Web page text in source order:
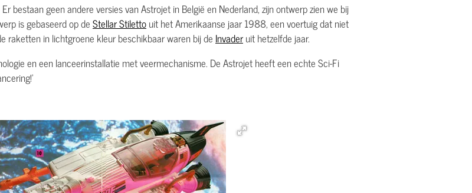
bestaan geen andere versies van Astrojet in België en Nederland, zijn ontwerp zien we bij
is gebaseerd op deStellar Stilettouit het Amerikaanse jaar 1988, een voertuig dat niet
raketten in lichtgroene kleur beschikbaar waren bij de Invaderuit hetzelfde jaar.
en een lanceerinstallatie met veermechanisme. De Astrojet heeft een echte Sci-Fi